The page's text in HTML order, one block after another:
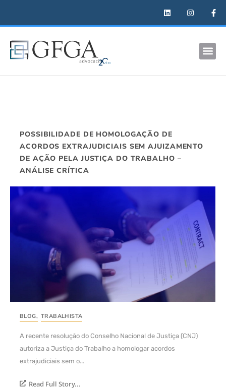
POSSIBILIDADE DE HOMOLOGAÇÃO DE
ACORDOS EXTRAJUDICIAIS SEM AJUIZAMENTO
DE AÇÃO PELA JUSTIÇA DO TRABALHO –
ANÁLISE CRÍTICA
BLOG, TRABALHISTA
A recente resolução do Conselho Nacional de Justiça (CNJ)
autoriza a Justiça do Trabalho a homologar acordos
extrajudiciais sem o...
Read Full Story...